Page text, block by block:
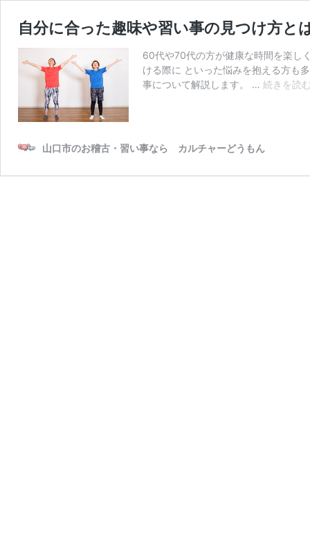
自分に合った趣味や習い事の見つけ方と
60代や70代の方が健康な時間を楽し
ける際に といった悩みを抱える方も
事について解説します。 … 続きを読
山口市のお稽古・習い事なら カルチャーどうもん